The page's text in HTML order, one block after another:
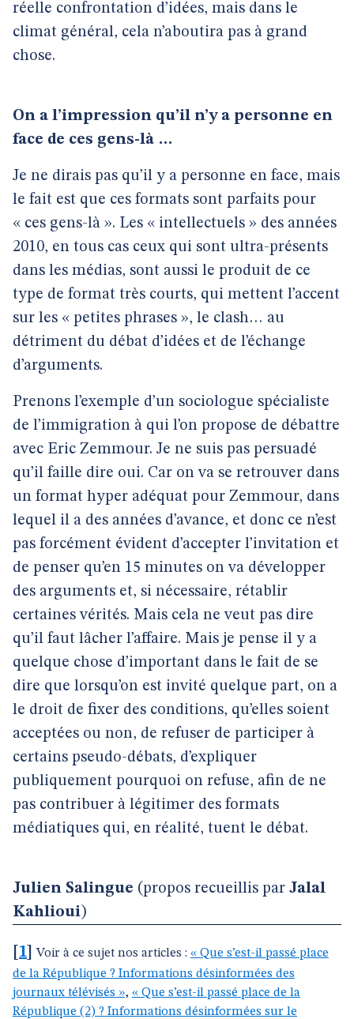
réelle confrontation d’idées, mais dans le
climat général, cela n’aboutira pas à grand
chose.
On a l’impression qu’il n’y a personne en
face de ces gens-là …
Je ne dirais pas qu’il y a personne en face, mais
le fait est que ces formats sont parfaits pour
« ces gens-là ». Les « intellectuels » des années
2010, en tous cas ceux qui sont ultra-présents
dans les médias, sont aussi le produit de ce
type de format très courts, qui mettent l’accent
sur les « petites phrases », le clash… au
détriment du débat d’idées et de l’échange
d’arguments.
Prenons l’exemple d’un sociologue spécialiste
de l’immigration à qui l’on propose de débattre
avec Eric Zemmour. Je ne suis pas persuadé
qu’il faille dire oui. Car on va se retrouver dans
un format hyper adéquat pour Zemmour, dans
lequel il a des années d’avance, et donc ce n’est
pas forcément évident d’accepter l’invitation et
de penser qu’en 15 minutes on va développer
des arguments et, si nécessaire, rétablir
certaines vérités. Mais cela ne veut pas dire
qu’il faut lâcher l’affaire. Mais je pense il y a
quelque chose d’important dans le fait de se
dire que lorsqu’on est invité quelque part, on a
le droit de fixer des conditions, qu’elles soient
acceptées ou non, de refuser de participer à
certains pseudo-débats, d’expliquer
publiquement pourquoi on refuse, afin de ne
pas contribuer à légitimer des formats
médiatiques qui, en réalité, tuent le débat.
Julien Salingue (propos recueillis par Jalal
Kahlioui)
1 ]Voir à ce sujet nos articles : « Que s’est-il passé place
de la République ? Informations désinformées des
journaux télévisés », « Que s’est-il passé place de la
République (2) ? Informations désinformées sur le